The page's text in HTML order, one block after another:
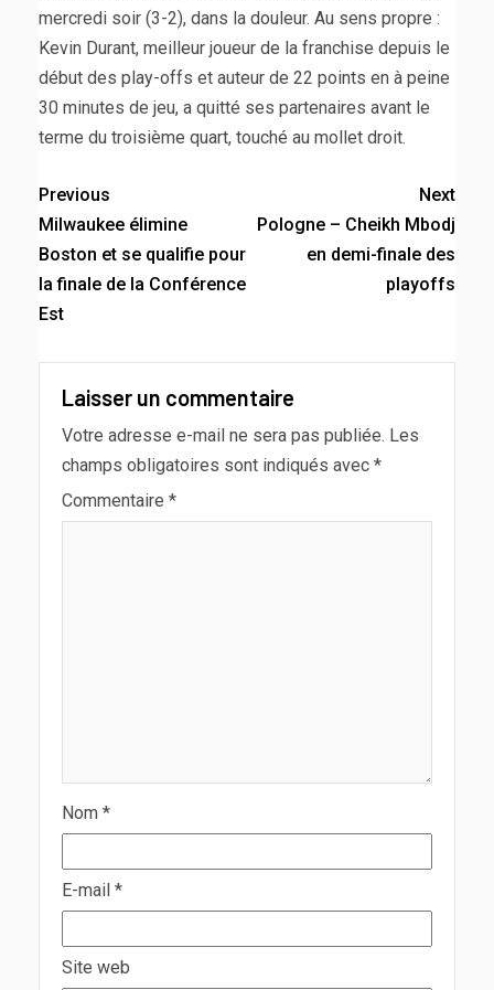
mercredi soir (3-2), dans la douleur. Au sens propre :
Kevin Durant, meilleur joueur de la franchise depuis le
début des play-offs et auteur de 22 points en à peine
30 minutes de jeu, a quitté ses partenaires avant le
terme du troisième quart, touché au mollet droit.
Previous
Milwaukee élimine
Boston et se qualifie pour
la finale de la Conférence
Est
Next
Pologne – Cheikh Mbodj
en demi-finale des
playoffs
Laisser un commentaire
Votre adresse e-mail ne sera pas publiée. Les
champs obligatoires sont indiqués avec *
Commentaire *
Nom *
E-mail *
Site web